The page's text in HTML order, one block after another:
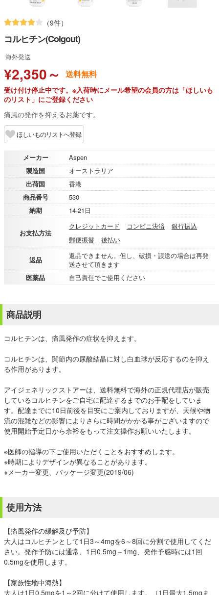
（9件）
コルヒチン(Colgout)
海外発送
¥2,350～ 送料無料
受け付け停止中です。※入荷時にメール希望の会員の方は「ほしいも
のリスト」にご登録ください
痛風の発作を抑えるお薬です。
ほしいものリストへ登録
メーカー
Aspen
製造国
オーストラリア
出荷国
香港
商品番号
530
納期
14-21日
お支払方法
クレジットカード コンビニ決済
銀行振込
郵便振替
後払い
返品
返品できません。但し、破損・誤送の場合は再発
送させて頂きます
医薬品
自己責任でご使用ください
商品説明
コルヒチンは、痛風発作の症状を抑えます。
コルヒチンは、関節内の尿酸結晶に対し白血球が反応するのを抑え
る作用があります。
アイジェネリックストアーは、送料無料で海外の正規代理店が販売
しているコルヒチンをご自宅に配達するまでのお手配をしていま
す。配達までに10日前後を目安にご案内しておりますが、天候や物
流の混雑などの影響によりさらに時間がかかる事がございますので
使用開始予定日から余裕をもって注文操作お願いいたします。
※医師の指導の下ご使用いただくことをおすすめします。
※時期によりデザインが異なることがあります。
※メーカー変更、パッケージ変更(2019/06)
使用方法
【痛風発作の緩解及び予防】
大人はコルヒチンとして1日3～4mgを6～8回に分割で使用してくだ
さい。発作予防には通常、1日0.5mg～1mg、発作予感時には1回
0.5mgを使用します。
【家族性地中海熱】
大人は1日0.5mgを1～2回に分けて使用します。（1日最大1.5mgま